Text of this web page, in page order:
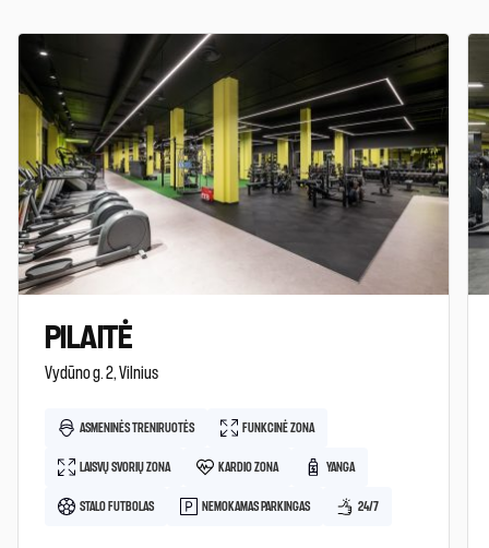
PILAITĖ
Vydūno g. 2, Vilnius
ASMENINĖS TRENIRUOTĖS FUNKCINĖ ZONA
LAISVŲ SVORIŲ ZONA KARDIO ZONA YANGA
STALO FUTBOLAS NEMOKAMAS PARKINGAS 24/7